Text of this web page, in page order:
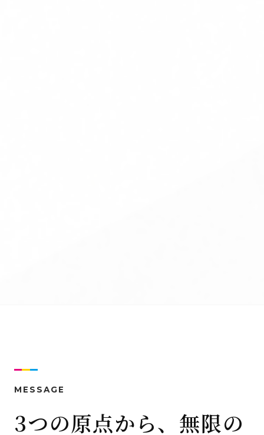
MESSAGE
3つの原点から、無限の